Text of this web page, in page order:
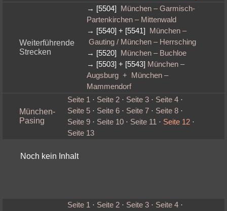
Weiterführende
Strecken
→ [5504]
München – Garmisch-
Partenkirchen – Mittenwald
→ [5540] + [5541]
München –
Gauting / München – Herrsching
→ [5520]
München – Buchloe
→ [5503] + [5543] München –
Augsburg + München –
Mammendorf
München-
Pasing
Seite 1 · Seite 2· Seite 3· Seite 4·
Seite 5· Seite 6· Seite 7· Seite 8·
Seite 9· Seite 10· Seite 11 · Seite 12·
Seite 13
Noch kein Inhalt
Seite 1 · Seite 2· Seite 3· Seite 4·